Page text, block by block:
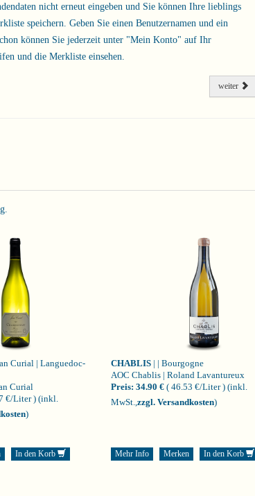
nicht erneut eingeben und Sie können Ihre lieblings
speichern. Geben Sie einen Benutzernamen und ein
können Sie jederzeit unter "Mein Konto" auf Ihr
und die Merkliste einsehen.
weiter
Curial | Languedoc-
Curial
€/Liter ) (inkl.
)
In den Korb
CHABLIS | | Bourgogne
AOC Chablis | Roland Lavantureux
Preis: 34.90 € ( 46.53 €/Liter ) (inkl.
MwSt., zzgl. Versandkosten)
Mehr Info Merken In den Korb